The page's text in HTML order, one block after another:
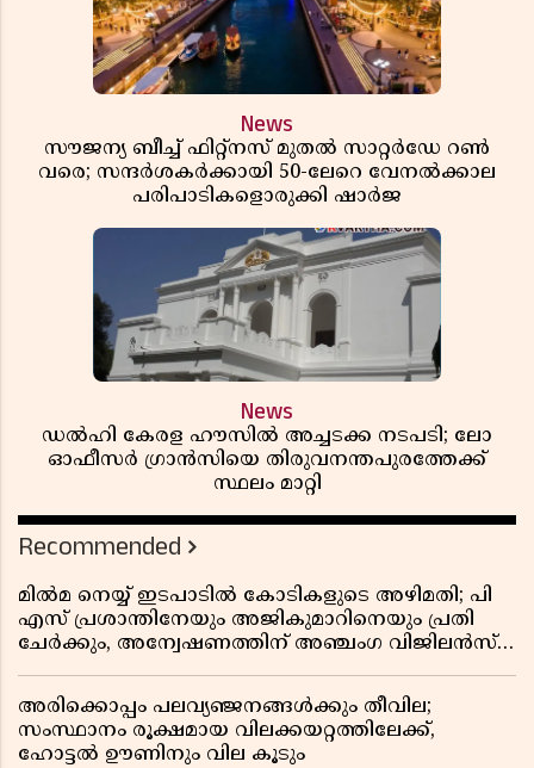
News
സൗജന്യ ബീച്ച് ഫിറ്റ്നസ് മുതൽ സാറ്റർഡേ റൺ
വരെ; സന്ദർശകർക്കായി 50-ലേറെ വേനൽക്കാല
പരിപാടികളൊരുക്കി ഷാർജ
News
ഡൽഹി കേരള ഹൗസിൽ അച്ചടക്ക നടപടി; ലോ
ഓഫീസർ ഗ്രാൻസിയെ തിരുവനന്തപുരത്തേക്ക്
സ്ഥലം മാറ്റി
Recommended
മിൽമ നെയ്യ് ഇടപാടിൽ കോടികളുടെ അഴിമതി; പി
എസ് പ്രശാന്തിനേയും അജികുമാറിനെയും പ്രതി
ചേർക്കും, അന്വേഷണത്തിന് അഞ്ചംഗ വിജിലൻസ്
അരിക്കൊപ്പം പലവ്യഞ്ജനങ്ങൾക്കും തീവില;
സംസ്ഥാനം രൂക്ഷമായ വിലക്കയറ്റത്തിലേക്ക്,
ഹോട്ടൽ ഊണിനും വില കൂടും